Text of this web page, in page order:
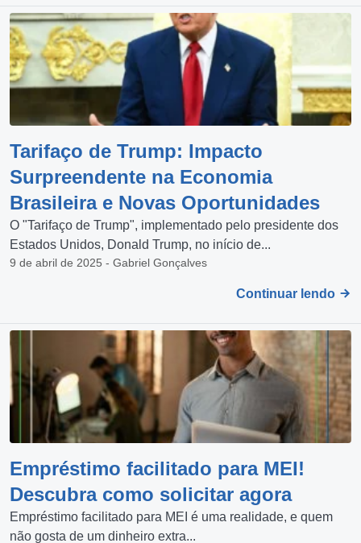
Tarifaço de Trump: Impacto
Surpreendente na Economia
Brasileira e Novas Oportunidades
O "Tarifaço de Trump", implementado pelo presidente dos
Estados Unidos, Donald Trump, no início de...
9 de abril de 2025 - Gabriel Gonçalves
Continuar lendo
Empréstimo facilitado para MEI!
Descubra como solicitar agora
Empréstimo facilitado para MEI é uma realidade, e quem
não gosta de um dinheiro extra...